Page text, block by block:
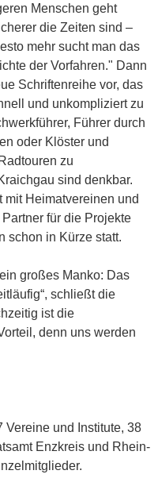
Menschen geht
die Zeiten sind –
mehr sucht man das
der Vorfahren." Dann
Schriftenreihe vor, das
und unkompliziert zu
Führer durch
oder Klöster und
zu
sind denkbar.
Heimatvereinen und
für die Projekte
schon in Kürze statt.
großes Manko: Das
schließt die
ist die
denn uns werden
Vereine und Institute, 38
Enzkreis und Rhein-